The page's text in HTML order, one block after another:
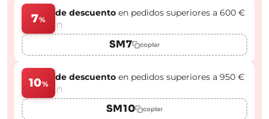
7%
de descuento en pedidos superiores a 600 €
(*)
SM7 copiar
10%
de descuento en pedidos superiores a 950 €
(*)
SM10 copiar